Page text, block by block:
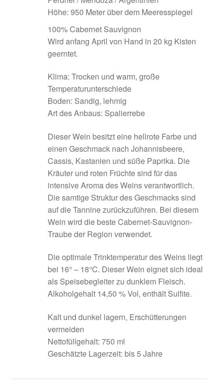
ANGEBOT
Höhe: 950 Meter über dem Meeresspiegel
100% Cabernet Sauvignon
Wird anfang April von Hand in 20 kg Kisten
geerntet.
Klima: Trocken und warm, große
Temperaturunterschiede
Boden: Sandig, lehmig
Art des Anbaus: Spalierrebe
Dieser Wein besitzt eine hellrote Farbe und
einen Geschmack nach Johannisbeere,
Cassis, Kastanien und süße Paprika. Die
Kräuter und roten Früchte sind für das
intensive Aroma des Weins verantwortlich.
Die samtige Struktur des Geschmacks sind
auf die Tannine zurückzuführen. Bei diesem
Wein wird die beste Cabernet-Sauvignon-
Traube der Region verwendet.
Die optimale Trinktemperatur des Weins liegt
bei 16° – 18°C. Dieser Wein eignet sich ideal
als Speisebegleiter zu dunklem Fleisch.
Alkoholgehalt 14,50 % Vol, enthält Sulfite.
Kalt und dunkel lagern, Erschütterungen
vermeiden
Nettofüllgehalt: 750 ml
Geschätzte Lagerzeit: bis 5 Jahre